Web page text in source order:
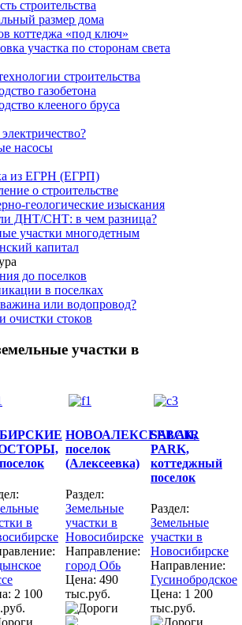
строительства
размер дома
коттеджа «под ключ»
участка по сторонам света
строительства
газобетона
клееного бруса
насосы
из ЕГРН (ЕГРП)
о строительстве
геологические изыскания
ДНТ/СНТ: в чем разница?
участки многодетным
капитал
до поселков
в поселках
или водопровод?
очистки стоков
участки в
в
2 100
НОВОАЛЕКСЕЕВСК,
поселок
(Алексеевка)
Раздел:
Земельные
участки в
Новосибирске
Направление:
город Обь
Цена: 490
тыс.руб.
SALAIR
PARK,
коттеджный
поселок
Раздел:
Земельные
участки в
Новосибирске
Направление:
Гусинобродское
Цена: 1 200
тыс.руб.